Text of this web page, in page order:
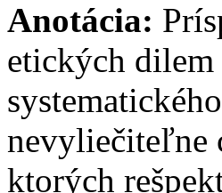
Anotácia:
etických
nevyliečiteľne
ktorých